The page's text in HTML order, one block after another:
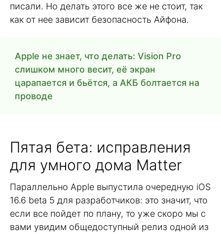
писали. Но делать этого все же не стоит, так
как от нее зависит безопасность Айфона.
Apple не знает, что делать: Vision Pro
слишком много весит, её экран
царапается и бьётся, а АКБ болтается на
проводе
Пятая бета: исправления
для умного дома Matter
Параллельно Apple выпустила очередную iOS
16.6 beta 5 для разработчиков: это значит, что
если все пойдет по плану, то уже скоро мы с
вами увидим общедоступный релиз одной из